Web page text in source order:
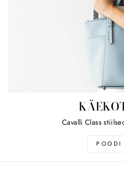
Cavalli Class
POODI